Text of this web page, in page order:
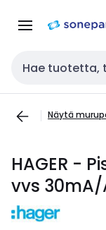
navigointiin
Haku
Näytä
HAGER -
vvs